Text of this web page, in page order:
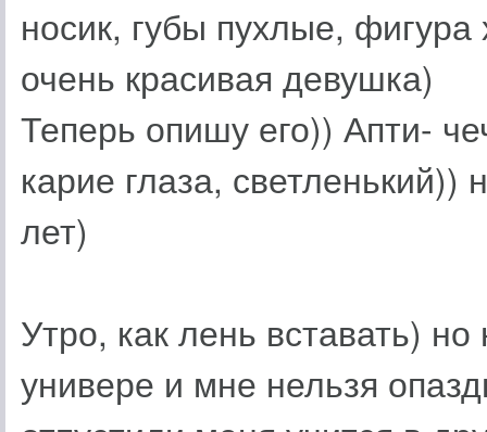
носик, губы пухлые,
очень красивая девушка)
Теперь опишу его)) Апти-
карие глаза,
лет)
Утро, как лень вставать)
универе и мне нельзя